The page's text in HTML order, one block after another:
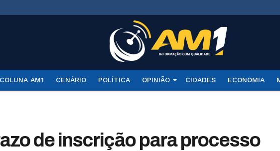
COLUNA AM1 CENÁRIO POLÍTICA OPINIÃO CIDADES ECONOMIA
de inscrição para processo